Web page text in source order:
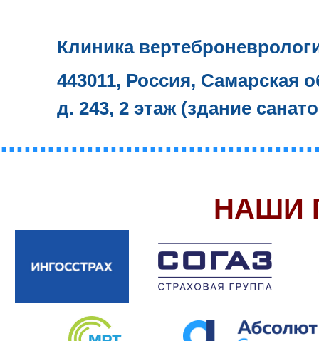
Клиника
443011, Россия, Самарская
д. 243, 2 этаж (здание
НАШИ